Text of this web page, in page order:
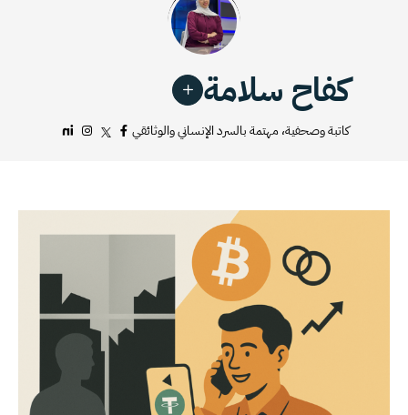
كفاح سلامة
كاتبة وصحفية، مهتمة بالسرد الإنساني والوثائقي